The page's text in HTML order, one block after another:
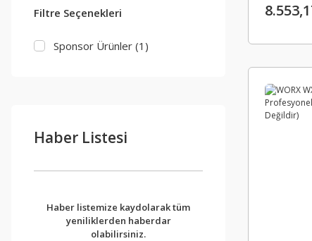
Filtre Seçenekleri
Sponsor Ürünler (1)
Haber Listesi
Haber listemize kaydolarak tüm
yeniliklerden haberdar
olabilirsiniz.